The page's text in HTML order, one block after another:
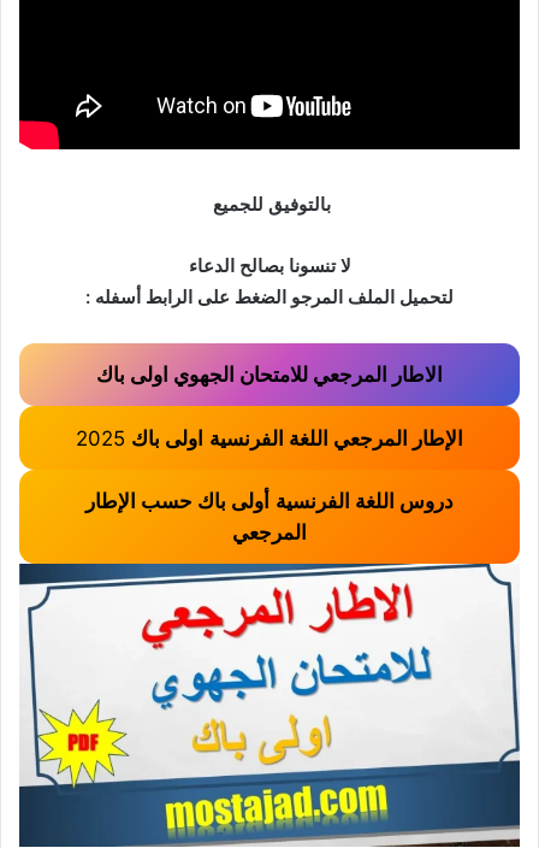
بالتوفيق للجميع
لا تنسونا بصالح الدعاء
لتحميل الملف المرجو الضغط على الرابط أسفله :
الاطار المرجعي للامتحان الجهوي اولى باك
الإطار المرجعي اللغة الفرنسية اولى باك
دروس اللغة الفرنسية أولى باك حسب الإطار
المرجعي